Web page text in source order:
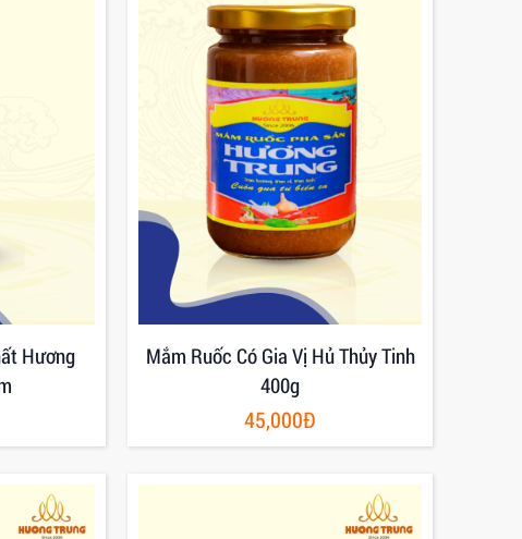
Hương
Mắm Ruốc Có Gia Vị Hủ Thủy Tinh
400g
45,000Đ